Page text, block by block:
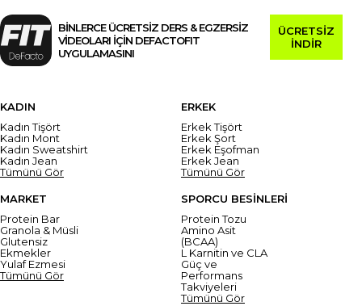
BİNLERCE ÜCRETSİZ DERS & EGZERSİZ
VİDEOLARI İÇİN DEFACTOFIT
UYGULAMASINI
ÜCRETSİZ
İNDİR
KADIN
Kadın Tişört
Kadın Mont
Kadın Sweatshirt
Kadın Jean
Tümünü Gör
ERKEK
Erkek Tişört
Erkek Şort
Erkek Eşofman
Erkek Jean
Tümünü Gör
MARKET
Protein Bar
Granola & Müsli
Glutensiz
Ekmekler
Yulaf Ezmesi
Tümünü Gör
SPORCU BESİNLERİ
Protein Tozu
Amino Asit
(BCAA)
L Karnitin ve CLA
Güç ve
Performans
Takviyeleri
Tümünü Gör